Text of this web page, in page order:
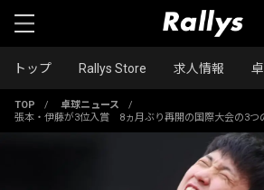
トップ Rallys Store 求人情報
TOP / 卓球ニュース
/
張本・伊藤が3位入賞 8ヵ月ぶり再開の国際大会の3つ